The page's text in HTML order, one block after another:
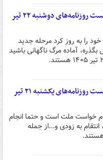
عکس/ صفحه نخست روزنامه‌های دوشنبه ۲۲ تیر
را به روز کرد مرحله جدید
آماده مرگ ناگهانی باشید
عکس/ صفحه نخست روزنامه‌های یکشنبه ۲۱ تیر
خواست ملت است و حتما انجام
به زودی و...از جمله